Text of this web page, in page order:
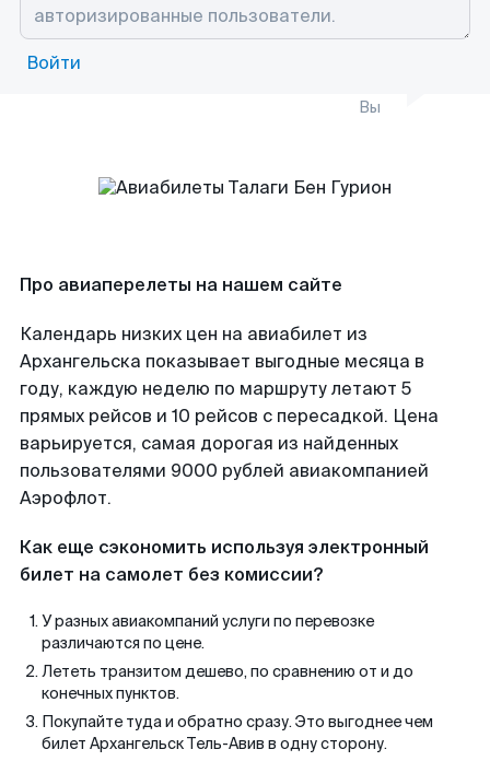
Войти
Вы
Про авиаперелеты на нашем сайте
Календарь низких цен на авиабилет из
Архангельска показывает выгодные месяца в
году, каждую неделю по маршруту летают 5
прямых рейсов и 10 рейсов с пересадкой. Цена
варьируется, самая дорогая из найденных
пользователями 9000 рублей авиакомпанией
Аэрофлот.
Как еще сэкономить используя электронный
билет на самолет без комиссии?
У разных авиакомпаний услуги по перевозке
различаются по цене.
Лететь транзитом дешево, по сравнению от и до
конечных пунктов.
Покупайте туда и обратно сразу. Это выгоднее чем
билет Архангельск Тель-Авив в одну сторону.